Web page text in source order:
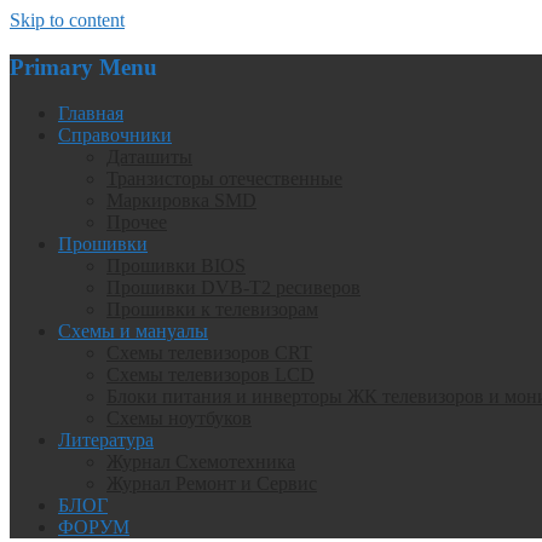
Skip to content
Primary Menu
Главная
Справочники
Прошивки
Схемы и мануалы
Литература
БЛОГ
ФОРУМ